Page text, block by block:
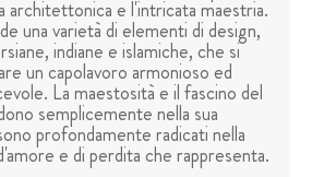
architettonica e l'intricata maestria.
una varietà di elementi di design,
indiane e islamiche, che si
un capolavoro armonioso ed
La maestosità e il fascino del
semplicemente nella sua
profondamente radicati nella
e di perdita che rappresenta.